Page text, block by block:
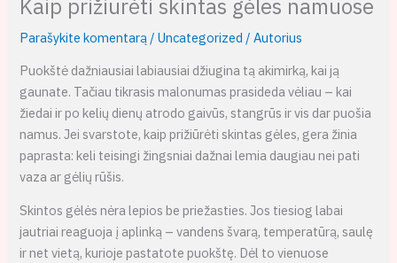
Kaip prižiūrėti skintas gėles namuose
Parašykite komentarą /Uncategorized / Autorius
Puokštė dažniausiai labiausiai džiugina tą akimirką, kai ją
gaunate. Tačiau tikrasis malonumas prasideda vėliau – kai
žiedai ir po kelių dienų atrodo gaivūs, stangrūs ir vis dar puošia
namus. Jei svarstote, kaip prižiūrėti skintas gėles, gera žinia
paprasta: keli teisingi žingsniai dažnai lemia daugiau nei pati
vaza ar gėlių rūšis.
Skintos gėlės nėra lepios be priežasties. Jos tiesiog labai
jautriai reaguoja į aplinką – vandens švarą, temperatūrą, saulę
ir net vietą, kurioje pastatote puokštę. Dėl to vienuose